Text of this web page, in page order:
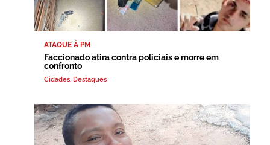
ATAQUE À PM
Faccionado atira contra policiais e morre em
confronto
Cidades, Destaques